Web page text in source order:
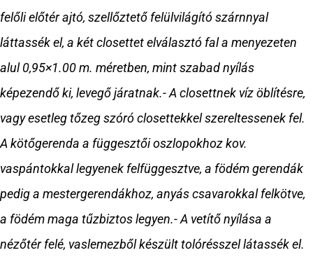
felőli előtér ajtó, szellőztető felülvilágító szárnnyal
láttassék el, a két closettet elválasztó fal a menyezeten
alul 0,95×1.00 m. méretben, mint szabad nyílás
képezendő ki, levegő járatnak.- A closettnek víz öblítésre,
vagy esetleg tőzeg szóró closettekkel szereltessenek fel.
A kötőgerenda a függesztői oszlopokhoz kov.
vaspántokkal legyenek felfüggesztve, a födém gerendák
pedig a mestergerendákhoz, anyás csavarokkal felkötve,
a födém maga tűzbiztos legyen.- A vetítő nyílása a
nézőtér felé, vaslemezből készült tolórésszel látassék el.